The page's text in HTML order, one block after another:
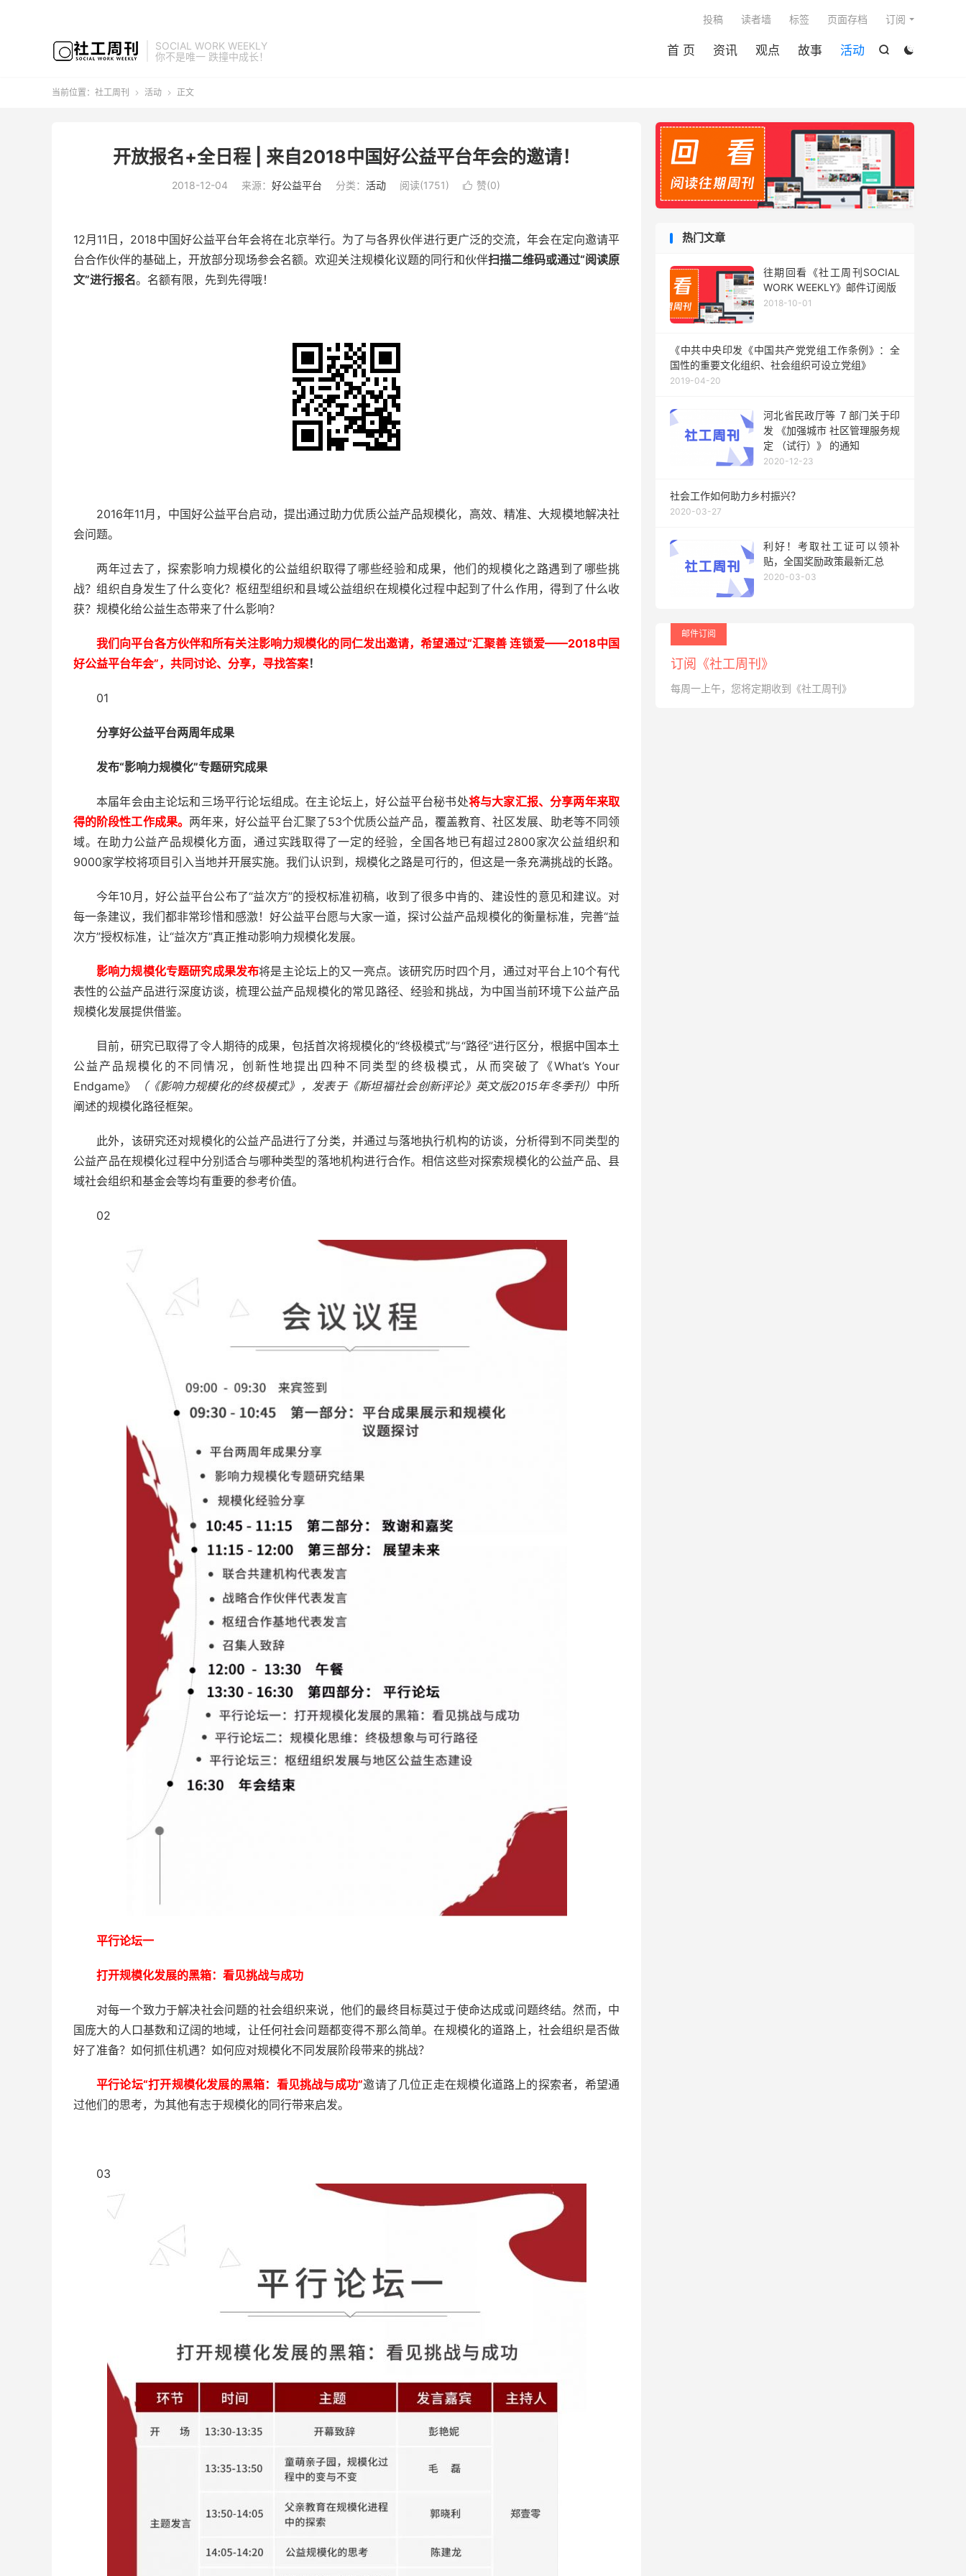
SOCIAL WORK WEEKLY
你不是唯一 跌撞中成长！


首 页 资讯 观点 故事 活动
投稿 读者墙 标签 页面存档 订阅
当前位置： 社工周刊  活动  正文
开放报名+全日程 | 来自2018中国好公益平台年会的邀请！
2018-12-04 来源： 好公益平台 分类： 活动 阅读(1751)  赞(0)
12月11日，2018中国好公益平台年会将在北京举行。为了与各界伙伴进行更广泛的交流，年会在定向邀请平
台合作伙伴的基础上，开放部分现场参会名额。欢迎关注规模化议题的同行和伙伴扫描二维码或通过“阅读原
文”进行报名。名额有限，先到先得哦！
2016年11月，中国好公益平台启动，提出通过助力优质公益产品规模化，高效、精准、大规模地解决社
会问题。
两年过去了，探索影响力规模化的公益组织取得了哪些经验和成果，他们的规模化之路遇到了哪些挑
战？组织自身发生了什么变化？枢纽型组织和县域公益组织在规模化过程中起到了什么作用，得到了什么收
获？规模化给公益生态带来了什么影响？
我们向平台各方伙伴和所有关注影响力规模化的同仁发出邀请，希望通过“汇聚善 连锁爱——2018中国
好公益平台年会”，共同讨论、分享，寻找答案！
01
分享好公益平台两周年成果
发布“影响力规模化”专题研究成果
本届年会由主论坛和三场平行论坛组成。在主论坛上，好公益平台秘书处将与大家汇报、分享两年来取
得的阶段性工作成果。 两年来，好公益平台汇聚了53个优质公益产品，覆盖教育、社区发展、助老等不同领
域。在助力公益产品规模化方面，通过实践取得了一定的经验，全国各地已有超过2800家次公益组织和
9000家学校将项目引入当地并开展实施。我们认识到，规模化之路是可行的，但这是一条充满挑战的长路。
今年10月，好公益平台公布了“益次方”的授权标准初稿，收到了很多中肯的、建设性的意见和建议。对
每一条建议，我们都非常珍惜和感激！好公益平台愿与大家一道，探讨公益产品规模化的衡量标准，完善“益
次方”授权标准，让“益次方”真正推动影响力规模化发展。
影响力规模化专题研究成果发布将是主论坛上的又一亮点。该研究历时四个月，通过对平台上10个有代
表性的公益产品进行深度访谈，梳理公益产品规模化的常见路径、经验和挑战，为中国当前环境下公益产品
规模化发展提供借鉴。
目前，研究已取得了令人期待的成果，包括首次将规模化的“终极模式”与“路径”进行区分，根据中国本土
公益产品规模化的不同情况，创新性地提出四种不同类型的终极模式，从而突破了《What’s Your
Endgame》
（《影响力规模化的终极模式》，发表于《斯坦福社会创新评论》英文版2015年冬季刊） 中所
阐述的规模化路径框架。
此外，该研究还对规模化的公益产品进行了分类，并通过与落地执行机构的访谈，分析得到不同类型的
公益产品在规模化过程中分别适合与哪种类型的落地机构进行合作。相信这些对探索规模化的公益产品、县
域社会组织和基金会等均有重要的参考价值。
02
平行论坛一
打开规模化发展的黑箱：看见挑战与成功
对每一个致力于解决社会问题的社会组织来说，他们的最终目标莫过于使命达成或问题终结。然而，中
国庞大的人口基数和辽阔的地域，让任何社会问题都变得不那么简单。在规模化的道路上，社会组织是否做
好了准备？如何抓住机遇？如何应对规模化不同发展阶段带来的挑战？
平行论坛“打开规模化发展的黑箱：看见挑战与成功”邀请了几位正走在规模化道路上的探索者，希望通
过他们的思考，为其他有志于规模化的同行带来启发。
03
热门文章
往期回看《社工周刊SOCIAL
WORK WEEKLY》邮件订阅版
2018-10-01
《中共中央印发《中国共产党党组工作条例》：全
国性的重要文化组织、社会组织可设立党组》
2019-04-20
河北省民政厅等 ７部门关于印
发 《加强城市 社区管理服务规
定 （试行）》 的通知
2020-12-23
社会工作如何助力乡村振兴？
2020-03-27
利好！考取社工证可以领补
贴，全国奖励政策最新汇总
2020-03-03
邮件订阅
订阅《社工周刊》
每周一上午，您将定期收到《社工周刊》